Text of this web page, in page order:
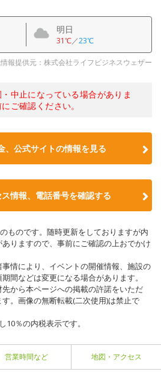
明日
31℃／23℃
報提供元：株式会社ライフビジネスウェザー
中止になっている場合がありま
ご確認ください。
、公式サイトの情報を見る
情報、電話番号を確認する
ものです。随時更新をしておりますが内
りますので、事前にご確認の上おでかけ
情により、イベントの開催情報、施設の
間などは変更になる場合があります。
から本ページへの掲載の許諾をいただ
。画像の無断転載(二次使用)は禁止で
％の内税表示です。
営業時間など 地図・アクセス